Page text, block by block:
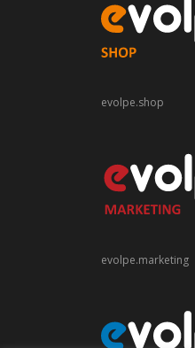
evolpe.shop
evolpe.marketing